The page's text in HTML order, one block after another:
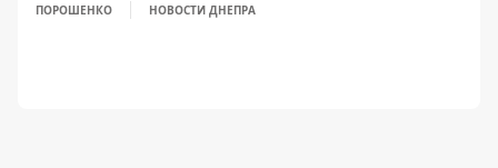
ПОРОШЕНКО НОВОСТИ ДНЕПРА